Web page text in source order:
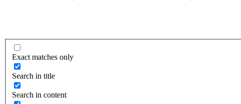
Exact matches only
Search in title
Search in content